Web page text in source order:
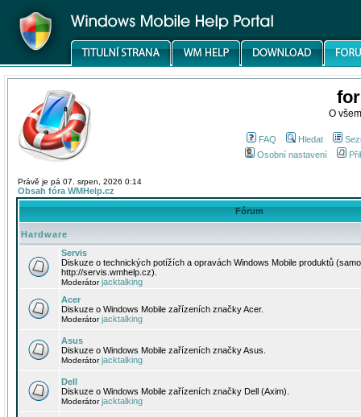
O
FAQ Hledat
Osobní nastavení
Právě je pá 07. srpen, 2026 0:14
Obsah fóra WMHelp.cz
Fórum
Hardware
Servis
Diskuze o technických potížích a opravách Windows Mobile produktů
http://servis.wmhelp.cz).
Moderátorjacktalking
Acer
Diskuze o Windows Mobile zařízeních značky Acer.
Moderátorjacktalking
Asus
Diskuze o Windows Mobile zařízeních značky Asus.
Moderátorjacktalking
Dell
Diskuze o Windows Mobile zařízeních značky Dell (Axim).
Moderátorjacktalking